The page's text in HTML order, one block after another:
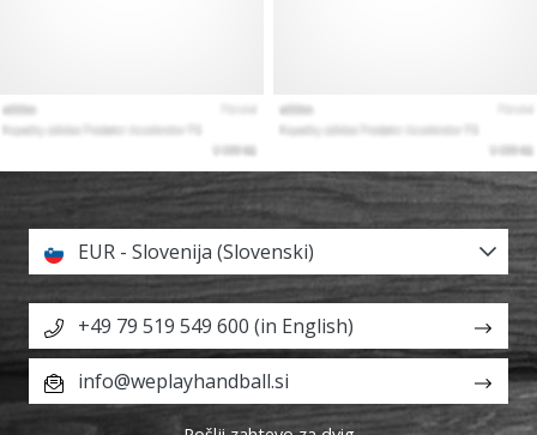
EUR - Slovenija (Slovenski)
+49 79 519 549 600 (in English)
info@weplayhandball.si